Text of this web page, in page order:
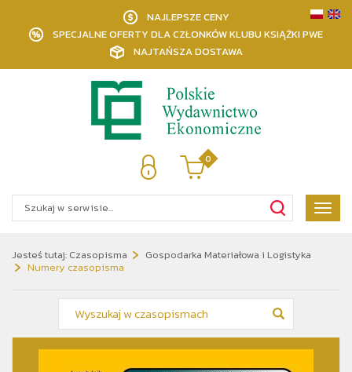
NAJLEPSZE CENY
SPECJALNE OFERTY DLA CZŁONKÓW KLUBU KSIĄŻKI PWE
NAJTAŃSZA DOSTAWA
0
Pokaż
menu
Jesteś tutaj: Czasopisma
Gospodarka Materiałowa i Logistyka
Numery czasopisma